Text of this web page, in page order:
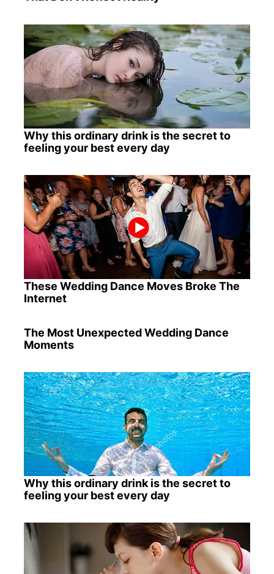
Why this ordinary drink is the secret to
feeling your best every day
These Wedding Dance Moves Broke The
Internet
The Most Unexpected Wedding Dance
Moments
Why this ordinary drink is the secret to
feeling your best every day